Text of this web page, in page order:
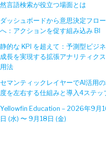
然言語検索が役立つ場面とは
ダッシュボードから意思決定フロー
へ：アクションを促す組み込み BI
静的な KPI を超えて：予測型ビジ
成長を実現する拡張アナリティク
用法
セマンティックレイヤーでAI活用
度を左右する仕組みと導入4ステッ
Yellowfin Education – 2026年9月
日 (水) 〜 9月18日 (金)